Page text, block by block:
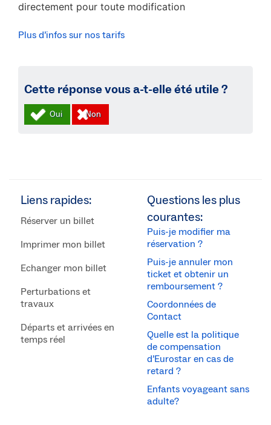
directement pour toute modification
Plus d’infos sur nos tarifs
Cette réponse vous a-t-elle été utile ?
Liens rapides:
Réserver un billet
Imprimer mon billet
Echanger mon billet
Perturbations et
travaux
Départs et arrivées en
temps réel
Questions les plus
courantes:
Puis-je modifier ma
réservation ?
Puis-je annuler mon
ticket et obtenir un
remboursement ?
Coordonnées de
Contact
Quelle est la politique
de compensation
d’Eurostar en cas de
retard ?
Enfants voyageant sans
adulte?